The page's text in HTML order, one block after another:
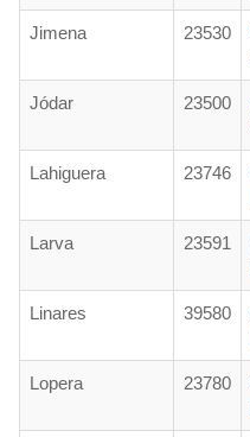
Jimena 23530
Jódar 23500
Lahiguera 23746
Larva 23591
Linares 39580
Lopera 23780